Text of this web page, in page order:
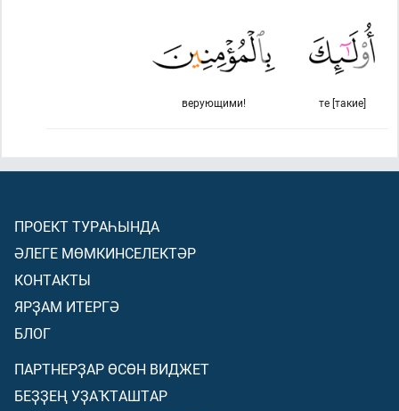
те [такие]
верующими!
ПРОЕКТ ТУРАҺЫНДА
ӘЛЕГЕ МӨМКИНСЕЛЕКТӘР
КОНТАКТЫ
ЯРҘАМ ИТЕРГӘ
БЛОГ
ПАРТНЕРҘАР ӨСӨН ВИДЖЕТ
БЕҘҘЕҢ УҘАҠТАШТАР